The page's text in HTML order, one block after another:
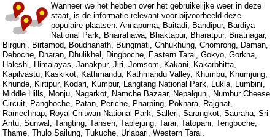
Wanneer we het hebben over het gebruikelijke weer in deze
staat, is de informatie relevant voor bijvoorbeeld deze
populaire plaatsen: Annapurna, Baitadi, Bandipur, Bardiya
National Park, Bhairahawa, Bhaktapur, Bharatpur, Biratnagar,
Birgunj, Birtamod, Boudhanath, Bungmati, Chhukhung, Chomrong, Daman,
Deboche, Dharan, Dhulikhel, Dingboche, Eastern Tarai, Gokyo, Gorkha,
Haleshi, Himalayas, Janakpur, Jiri, Jomsom, Kakani, Kakarbhitta,
Kapilvastu, Kaskikot, Kathmandu, Kathmandu Valley, Khumbu, Khumjung,
Khunde, Kirtipur, Kodari, Kumpur, Langtang National Park, Lukla, Lumbini,
Middle Hills, Monju, Nagarkot, Namche Bazaar, Nepalgunj, Numbur Cheese
Circuit, Pangboche, Patan, Periche, Pharping, Pokhara, Rajghat,
Ramechhap, Royal Chitwan National Park, Salleri, Sarangkot, Sauraha, Sri
Antu, Sunwal, Tangting, Tansen, Taplejung, Tarai, Tatopani, Tengboche,
Thame, Thulo Sailung, Tukuche, Urlabari, Western Tarai.